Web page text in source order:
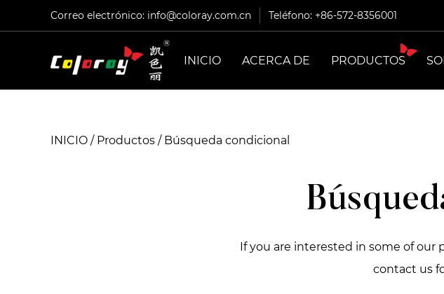
Correo electrónico: info@coloray.com.cn Teléfono: +86-572-8356001
INICIO ACERCA DE PRODUCTOS
INICIO / Productos / Búsqueda condicional
If you are interested in some of our
contact us